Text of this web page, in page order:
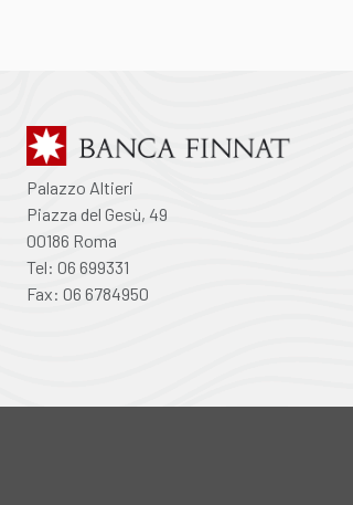
Palazzo Altieri
Piazza del Gesù, 49
00186 Roma
Tel: 06 699331
Fax: 06 6784950